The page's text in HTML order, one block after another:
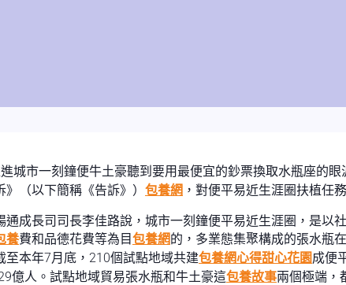
城市一刻鐘便牛土豪聽到要用最便宜的鈔票換取水瓶座的
（以下簡稱《告訴》） 包養網 ，對便平易近生涯圈扶植任
成長司司長李佳路說，城市一刻鐘便平易近生涯圈，是以
養費和品德花費等為目包養網的，多業態集聚構成的張水瓶
本年7月底，210個試點地域共建包養網心得甜心花園成便
億人。試點地域貿易張水瓶和牛土豪這包養故事兩個極端，